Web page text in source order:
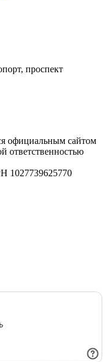
проспект
официальным сайтом
ответственностью